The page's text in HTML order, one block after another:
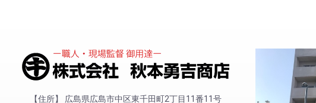
住所
広島県広島市中区東千田町2丁目11番11号